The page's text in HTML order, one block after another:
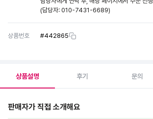
(담당자: 010-7431-6689)
상품번호 #442865
상품설명 후기 문의
판매자가 직접 소개해요